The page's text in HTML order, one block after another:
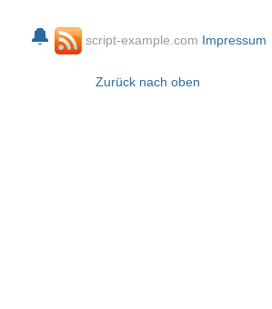
🔔 script-example.com Impressum
Zurück nach oben